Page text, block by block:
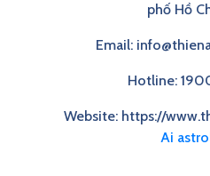
phố Hồ
Email:
Hotline:
Website: https://
Ai